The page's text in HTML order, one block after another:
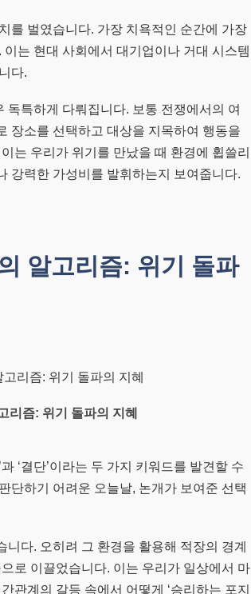
를 벌였습니다. 가장 치욕적인 순간에 가장
는 현대 사회에서 대기업이나 거대 시스템
다.
특하게 다뤄집니다. 보통 전쟁에서의 여
장소를 선택하고 대상을 지목하여 행동을
는 우리가 위기를 만났을 때 환경에 휩쓸리
강력한 가성비를 발휘하는지 보여줍니다.
알고리즘: 위기 돌파
리즘: 위기 돌파의 지혜
‘결단’이라는 두 가지 키워드를 발견할 수
단하기 어려운 오늘날, 논개가 보여준 선택
다. 오히려 그 환경을 활용해 적장의 경계
로 이끌었습니다. 이는 우리가 일상에서 마
관계의 갈등 속에서 어떻게 ‘승리하는 포지